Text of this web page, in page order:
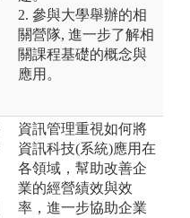
2. 參與大學舉辦的相
關營隊, 進一步了解相
關課程基礎的概念與
應用。
資訊管理重視如何將
資訊科技(系統)應用在
各領域，幫助改善企
業的經營績效與效
率，進一步協助企業